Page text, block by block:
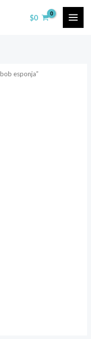
$0
esponja”